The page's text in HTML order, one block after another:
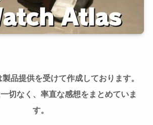
製品提供を受けて作成しております。
切なく、率直な感想をまとめていま
す。